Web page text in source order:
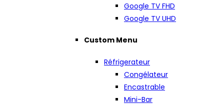
Google TV FHD
Google TV UHD
Custom Menu
Réfrigerateur
Congélateur
Encastrable
Mini-Bar